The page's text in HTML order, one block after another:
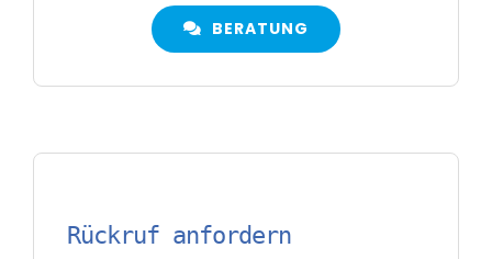
BERATUNG
Rückruf anfordern